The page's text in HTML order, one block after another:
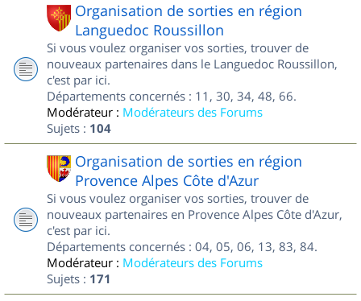
Organisation de sorties en région
Languedoc Roussillon
Si vous voulez organiser vos sorties, trouver de
nouveaux partenaires dans le Languedoc Roussillon,
c'est par ici.
Départements concernés : 11, 30, 34, 48, 66.
Modérateur : Modérateurs des Forums
Sujets : 104
Organisation de sorties en région
Provence Alpes Côte d'Azur
Si vous voulez organiser vos sorties, trouver de
nouveaux partenaires en Provence Alpes Côte d'Azur,
c'est par ici.
Départements concernés : 04, 05, 06, 13, 83, 84.
Modérateur : Modérateurs des Forums
Sujets : 171